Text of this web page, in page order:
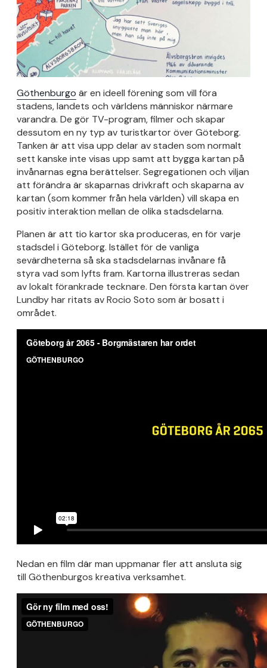
Göthenburgo är en ideell förening som vill föra
stadens, landets och världens människor närmare
varandra. De gör TV-program, filmer och skapar
dessutom en ny typ av turistkartor över Göteborg.
Tanken är att visa upp delar av staden som normalt
sett kanske inte visas upp samt att bygga kartan på
invånarnas egna berättelser. Segregationen och viljan
att förändra är skaparnas drivkraft och skaparna av
kartan (som kommer från hela världen) vill skapa en
positiv interaktion mellan de olika stadsdelarna.
Planen är att tio kartor ska produceras, en för varje
stadsdel i Göteborg. Istället för de vanliga
sevärdheterna så ska stadsdelarnas invånare få
styra vad som lyfts fram. Kartorna illustreras sedan
av lokalt förankrade tecknare. Den första kartan över
Lundby har ritats av Rocio Soto som är bosatt i
området.
Nedan en film där man uppmanar fler att ansluta sig
till Göthenburgos kreativa verksamhet.